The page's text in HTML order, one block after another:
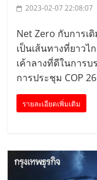
2023-02-07 22:08:07
Net Zero กับการเ
เป็นเส้นทางที่ยาว
เค้าลางที่ดีในการ
การประชุม COP 26
รายละเอียดเพิ่มเติม